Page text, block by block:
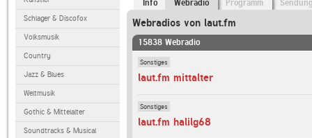
Schlager & Discofox
Volksmusik
Country
Jazz & Blues
Weltmusik
Gothic & Mittelalter
Soundtracks & Musical
Info Webradio Programm
Webradios von laut.fm
15838 Webradio
Sonstiges
laut.fm mittalter
Sonstiges
laut.fm halilg68